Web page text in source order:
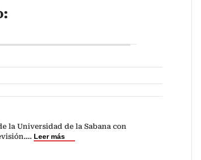
la Universidad de la Sabana con
... Leer más